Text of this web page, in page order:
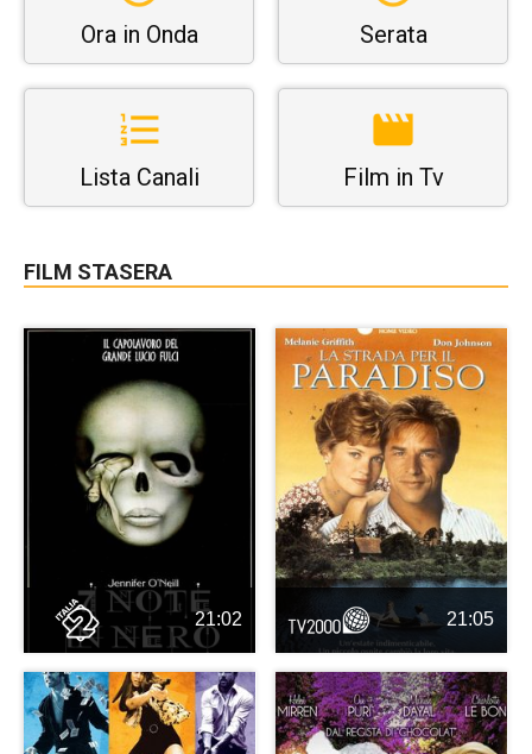
Ora in Onda Serata
Lista Canali Film in Tv
FILM STASERA
21:02 21:05